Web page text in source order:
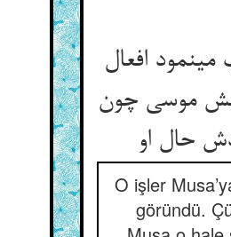
می‏نمود افعال
موسی چون
حال او
O işler
göründü.